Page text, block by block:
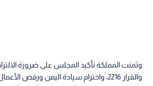
وثمنت المملكة تأكيد المجلس على ضرورة
والقرار 2216، واحترام سيادة اليمن ورفض